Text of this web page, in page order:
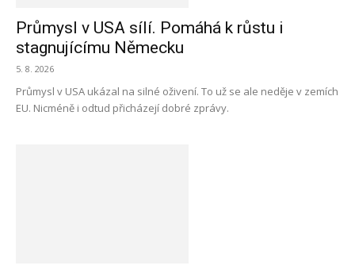
Průmysl v USA sílí. Pomáhá k růstu i
stagnujícímu Německu
5. 8. 2026
Průmysl v USA ukázal na silné oživení. To už se ale neděje v zemích
EU. Nicméně i odtud přicházejí dobré zprávy.